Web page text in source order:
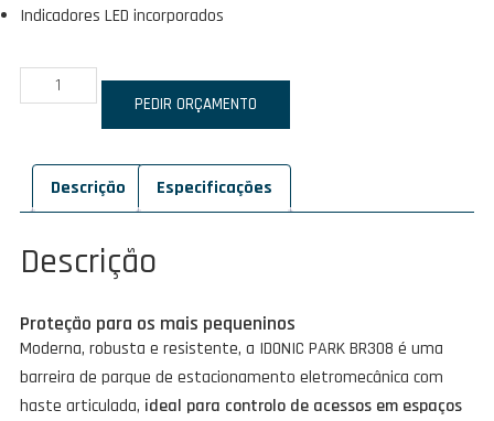
Indicadores LED incorporados
Quantidade
de
PARK
BR308
PEDIR ORÇAMENTO
Descrição Especificações
Descrição
Proteção para os mais pequeninos
Moderna, robusta e resistente, a IDONIC PARK BR308 é uma
barreira de parque de estacionamento eletromecânica com
haste articulada, ideal para controlo de acessos em espaços